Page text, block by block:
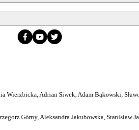
Wierzbicka, Adrian Siwek, Adam Bąkowski,
Górny, Aleksandra Jakubowska, Stanisław